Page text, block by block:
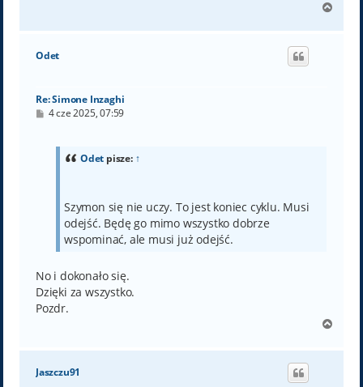
g
Odet
Re: Simone Inzaghi
P4 cze 2025, 07:59
Odet pisze: ↑
Szymon się nie uczy. To jest koniec cyklu. Musi
odejść. Będę go mimo wszystko dobrze
wspominać, ale musi już odejść.
No i dokonało się.
Dzięki za wszystko.
Pozdr.
g
Jaszczu91